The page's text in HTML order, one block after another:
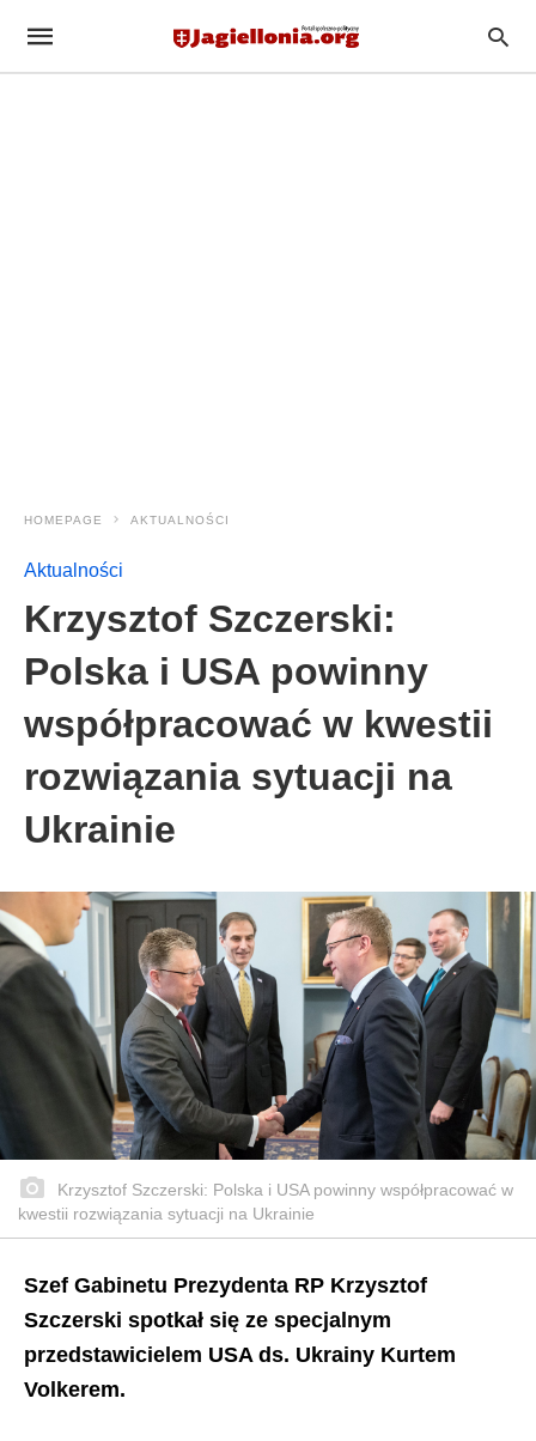
HOMEPAGE AKTUALNOŚCI
Aktualności
Krzysztof Szczerski:
Polska i USA powinny
współpracować w kwestii
rozwiązania sytuacji na
Ukrainie
Krzysztof Szczerski: Polska i USA powinny współpracować w
kwestii rozwiązania sytuacji na Ukrainie
Szef Gabinetu Prezydenta RP Krzysztof
Szczerski spotkał się ze specjalnym
przedstawicielem USA ds. Ukrainy Kurtem
Volkerem.